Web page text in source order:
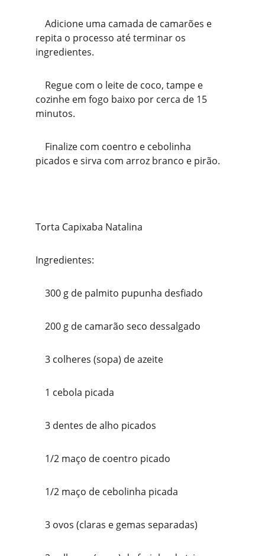
repita o processo até terminar os
ingredientes.
cozinhe em fogo baixo por cerca de 15
minutos.
picados e sirva com arroz branco e pirão.
Torta Capixaba Natalina
Ingredientes:
    300 g de palmito pupunha desfiado
    200 g de camarão seco dessalgado
    3 colheres (sopa) de azeite
    1 cebola picada
    3 dentes de alho picados
    1/2 maço de coentro picado
    1/2 maço de cebolinha picada
    3 ovos (claras e gemas separadas)